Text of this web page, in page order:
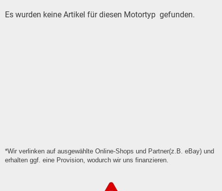
Es wurden keine Artikel für diesen Motortyp gefunden.
*Wir verlinken auf ausgewählte Online-Shops und Partner(z.B. eBay) und
erhalten ggf. eine Provision, wodurch wir uns finanzieren.